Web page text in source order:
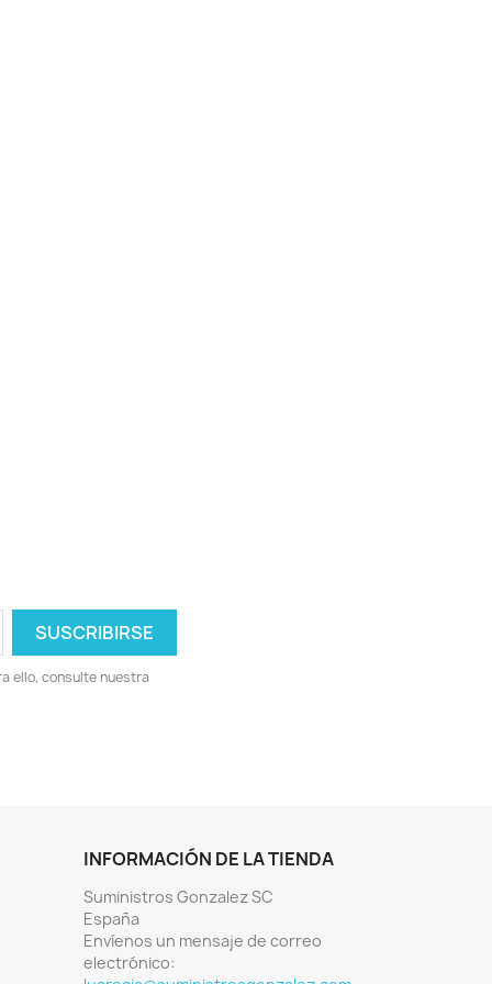
ello, consulte nuestra
INFORMACIÓN DE LA TIENDA
Suministros Gonzalez SC
España
Envíenos un mensaje de correo
electrónico: